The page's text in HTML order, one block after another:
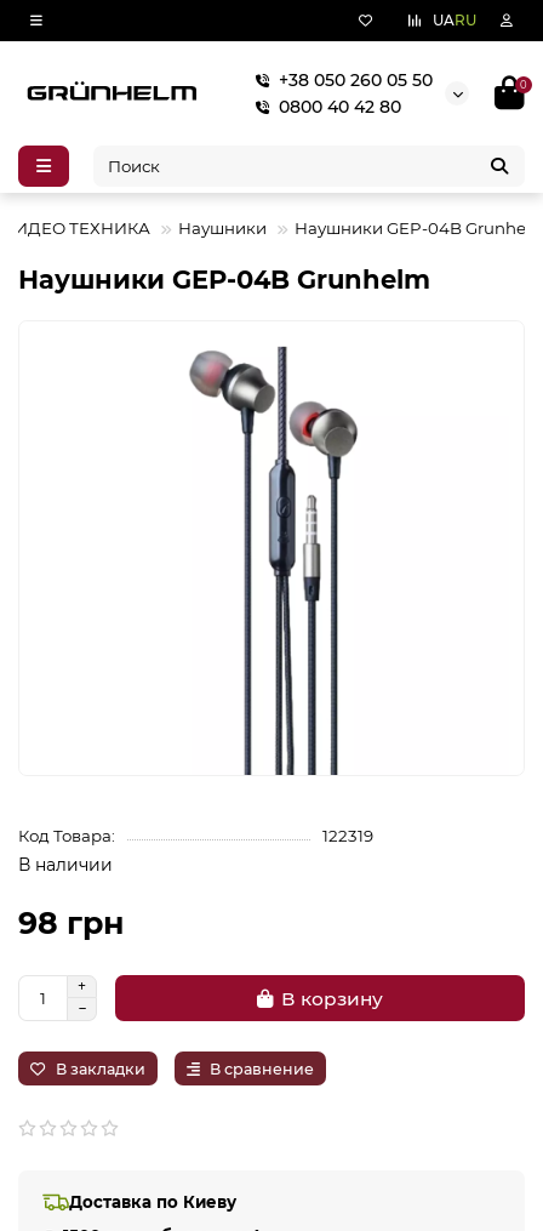
UARU
+38 050 260 05 50
0800 40 42 80
0
ТЕХНИКА Наушники Наушники GEP-04B
Наушники GEP-04B Grunhelm
Код Товара: 122319
В наличии
98 грн
В корзину
В закладки В сравнение
Доставка по Киеву